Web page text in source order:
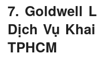
7. Goldwell
Dịch Vụ
TPHCM